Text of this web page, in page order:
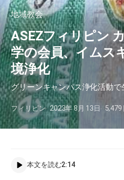
地域教会
​ASEZフィリピン
学の会員、イムス
境浄化​
グリーンキャンパス浄化活動
フィリピン 2023年 8月 13日 5,479
本文を読む2:14